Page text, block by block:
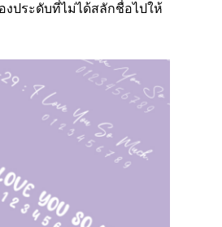
งประดับที่ไม่ได้สลักชื่อไปให้